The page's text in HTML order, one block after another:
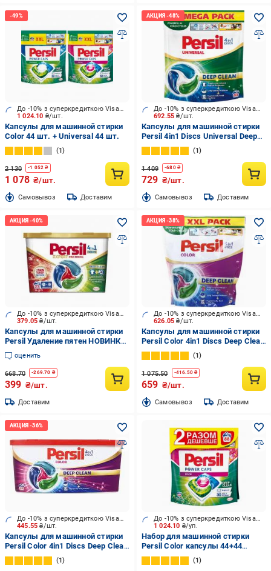
1 024.10 ₴/шт.
До -10% з суперкредиткою Visa Вигода
Капсулы для машинной стирки
Color 44 шт. + Universal 44 шт.
1
2 130 -1 052 ₴
1 078 ₴/шт.
Cамовывоз Доставим
692.55₴/шт.
До -10% з суперкредиткою Visa Вигода
Капсулы для машинной стирки
Persil 4in1 Discs Universal Deep
Clean 60 шт.
1
1 409 -680₴
729 ₴/шт.
Cамовывоз Доставим
379.05₴/шт.
До -10% з суперкредиткою Visa Вигода
Капсулы для машинной стирки
Persil Удаление пятен НОВИНКА!
23 шт.
оценить
668.70 -269.70 ₴
399 ₴/шт.
Доставим
626.05₴/шт.
До -10% з суперкредиткою Visa Вигода
Капсулы для машинной стирки
Persil Color 4in1 Discs Deep Clean
42 шт.
1
1 075.50 -416.50₴
659 ₴/шт.
Cамовывоз Доставим
445.55₴/шт.
До -10% з суперкредиткою Visa Вигода
Капсулы для машинной стирки
Persil Color 4in1 Discs Deep Clean
28 шт.
1
1 024.10 ₴/уп.
До -10% з суперкредиткою Visa Вигода
Набор для машинной стирки
Persil Color капсулы 44+44
циклов стирки 88 шт.
1